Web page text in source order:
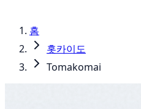
홈
홋카이도
Tomakomai